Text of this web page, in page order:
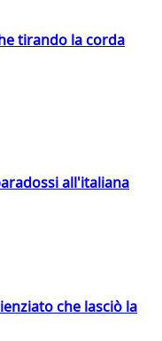
tirando la corda
all'italiana
che lasciò la